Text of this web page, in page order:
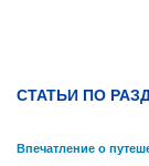
СТАТЬИ ПО
Впечатление о